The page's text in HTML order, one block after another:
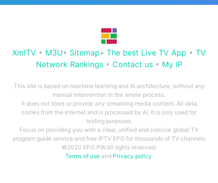
XmlTV • M3U• Sitemap• The best Live TV App • TV
Network Rankings• Contact us• My IP
This site is based on machine learning and AI architecture, without any
manual intervention in the whole process.
It does not store or provide any streaming media content. All data
comes from the Internet and is processed by AI. It is only used for
testing purposes.
Focus on providing you with a clear, unified and concise global TV
program guide service and free IPTV EPG for thousands of TV channels
©2020 EPG.PW.All rights reserved.
Terms of useand Privacy policy.